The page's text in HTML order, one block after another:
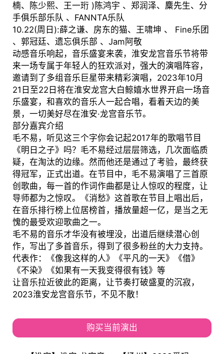
楠、陈少熙、王一珩 )陈鸿宇 、郑润泽、麋先生、分
手俱乐部乐队 、FANNTA乐队
10.22(周日):薛之谦、房东的猫、王啸坤 、 Fine乐团
、郭冠廷、遗忘俱乐部 、Jam阿敬
动感音乐响起，音乐盛宴来袭，淮安龙宫音乐节将带
来一场专属于年轻人的狂欢派对，强大的演唱阵容，
邀请到了多组音乐巨星带来精彩演唱，2023年10月
21日至22日将在淮安龙宫大白鲸嬉水世界开启一场音
乐盛宴，和喜欢的音乐人一起合唱，看着天边的美
景，一切美好尽在淮安·龙宫音乐节。
部分嘉宾介绍
毛不易，听见这三个字你会记起2017年的歌唱节目
《明日之子》吗？毛不易经过层层筛选，几次面临质
疑，在淘汰的边缘。然而他还是通过了考验，最终获
得冠军，正式出道。在节目中，毛不易演唱了三首原
创歌曲，每一首的作词作曲都是让人惊叹的程度，让
导师都为之惊叹。《消愁》这首歌在节目上唱出后，
在音乐排行榜上位居榜首，播放量超一亿，是当之无
愧的最受欢迎歌曲之一。
毛不易的音乐才华没有被埋没，出道后继续潜心创
作，写出了多首音乐，得到了很多粉丝的大力支持。
代表作：《像我这样的人》《平凡的一天》《借》
《不染》《如果有一天我变得很有钱》等
让音乐拉近彼此的距离，让节奏打破盛夏的沉寂，
2023淮安龙宫音乐节，不见不散！
购买当前演出